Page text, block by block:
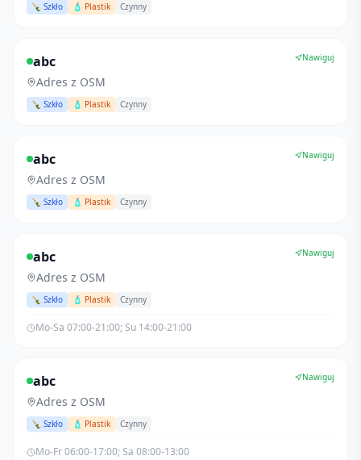
🍾 Szkło 🧴 Plastik Czynny
abc
Adres z OSM
🍾 Szkło 🧴 Plastik Czynny
Nawiguj
abc
Adres z OSM
🍾 Szkło 🧴 Plastik Czynny
Nawiguj
abc
Adres z OSM
🍾 Szkło 🧴 Plastik Czynny
Nawiguj
Mo-Sa 07:00-21:00; Su 14:00-21:00
abc
Adres z OSM
🍾 Szkło 🧴 Plastik Czynny
Nawiguj
Mo-Fr 06:00-17:00; Sa 08:00-13:00